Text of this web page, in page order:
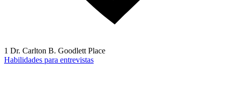
1 Dr. Carlton B. Goodlett Place
Habilidades para entrevistas